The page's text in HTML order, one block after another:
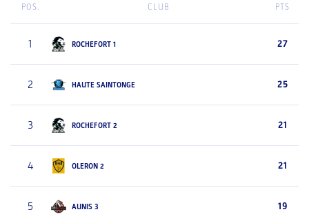
POS. CLUB PTS
1 ROCHEFORT 1 27
2 HAUTE SAINTONGE 25
3 ROCHEFORT 2 21
4 OLERON 2 21
5 AUNIS 3 19